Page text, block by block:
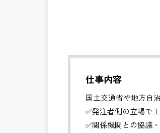
仕事内容
国土交通省や地方自
✅発注者側の立場で
✅関係機関との協議